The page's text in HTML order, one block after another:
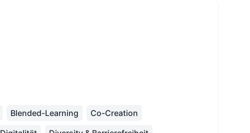
Blended-Learning
Co-Creation